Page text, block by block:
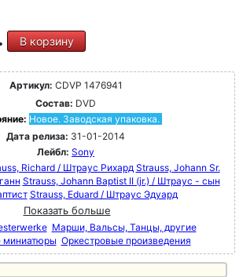
В корзину
Артикул: CDVP 1476941
Состав: DVD
Новое. Заводская упаковка.
Дата релиза: 31-01-2014
Лейбл: Sony
Richard / Штраус Рихард Strauss, Johann Sr.
Strauss, Johann Baptist II (jr.) / Штраус - сын
Strauss, Eduard / Штраус Эдуард
Показать больше
Марши, Вальсы, Танцы, другие
миниатюры Оркестровые произведения